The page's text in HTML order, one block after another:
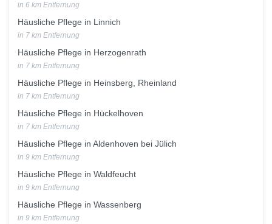
in 6 km Entfernung
Häusliche Pflege in Linnich
in 7 km Entfernung
Häusliche Pflege in Herzogenrath
in 7 km Entfernung
Häusliche Pflege in Heinsberg, Rheinland
in 7 km Entfernung
Häusliche Pflege in Hückelhoven
in 7 km Entfernung
Häusliche Pflege in Aldenhoven bei Jülich
in 9 km Entfernung
Häusliche Pflege in Waldfeucht
in 9 km Entfernung
Häusliche Pflege in Wassenberg
in 9 km Entfernung